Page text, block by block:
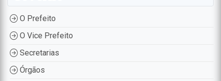
O Prefeito
O Vice Prefeito
Secretarias
Órgãos